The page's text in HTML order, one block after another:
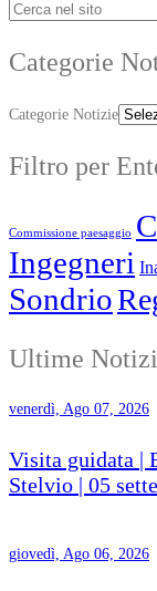
Categorie
Categorie Notizie
Filtro per
Commissione paesaggio
Ingegneri
Sondrio
Ultime
venerdì, Ago 07, 2026
Visita guidata |
Stelvio | 05
giovedì, Ago 06, 2026